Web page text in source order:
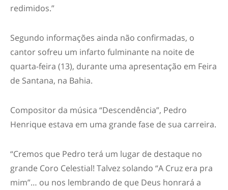
redimidos.”
Segundo informações ainda não confirmadas, o
cantor sofreu um infarto fulminante na noite de
quarta-feira (13), durante uma apresentação em Feira
de Santana, na Bahia.
Compositor da música “Descendência”, Pedro
Henrique estava em uma grande fase de sua carreira.
“Cremos que Pedro terá um lugar de destaque no
grande Coro Celestial! Talvez solando “A Cruz era pra
mim”… ou nos lembrando de que Deus honrará a